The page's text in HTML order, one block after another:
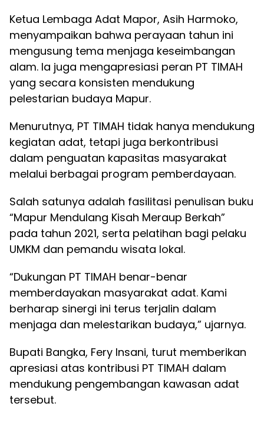
Ketua Lembaga Adat Mapor, Asih Harmoko,
menyampaikan bahwa perayaan tahun ini
mengusung tema menjaga keseimbangan
alam. Ia juga mengapresiasi peran PT TIMAH
yang secara konsisten mendukung
pelestarian budaya Mapur.
Menurutnya, PT TIMAH tidak hanya mendukung
kegiatan adat, tetapi juga berkontribusi
dalam penguatan kapasitas masyarakat
melalui berbagai program pemberdayaan.
Salah satunya adalah fasilitasi penulisan buku
“Mapur Mendulang Kisah Meraup Berkah”
pada tahun 2021, serta pelatihan bagi pelaku
UMKM dan pemandu wisata lokal.
“Dukungan PT TIMAH benar-benar
memberdayakan masyarakat adat. Kami
berharap sinergi ini terus terjalin dalam
menjaga dan melestarikan budaya,” ujarnya.
Bupati Bangka, Fery Insani, turut memberikan
apresiasi atas kontribusi PT TIMAH dalam
mendukung pengembangan kawasan adat
tersebut.